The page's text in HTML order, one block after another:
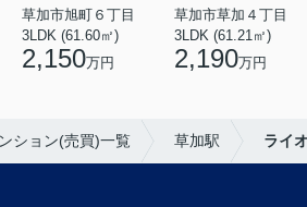
草加市旭町６丁目
3LDK (61.60㎡)
2,150万円
草加市草加４丁目
3LDK (61.21㎡)
2,190万円
ション(売買)一覧 草加駅 ライ